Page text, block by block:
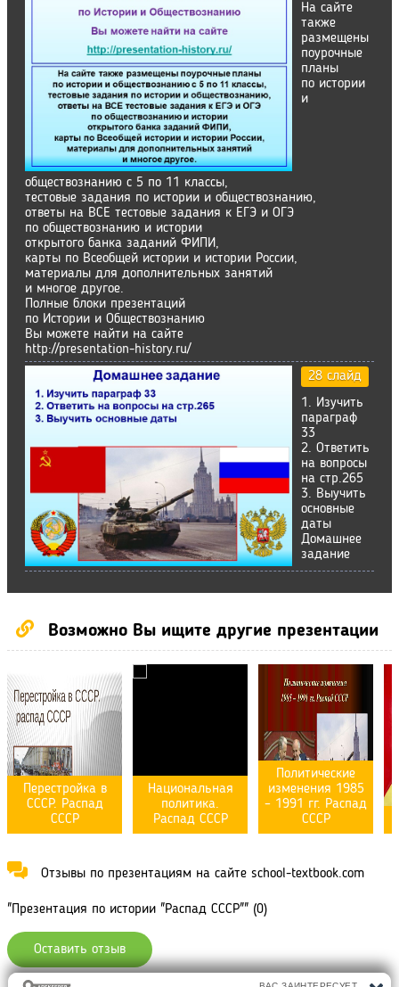
На сайте
также
размещены
поурочные
планы
по истории
и
обществознанию с 5 по 11 классы,
тестовые задания по истории и обществознанию,
ответы на ВСЕ тестовые задания к ЕГЭ и ОГЭ
по обществознанию и истории
открытого банка заданий ФИПИ,
карты по Всеобщей истории и истории России,
материалы для дополнительных занятий
и многое другое.
Полные блоки презентаций
по Истории и Обществознанию
Вы можете найти на сайте
http://presentation-history.ru/
28 слайд
1. Изучить
параграф
33
2. Ответить
на вопросы
на стр.265
3. Выучить
основные
даты
Домашнее
задание
Возможно Вы ищите другие презентации
Перестройка в
СССР. Распад
СССР
Национальная
политика.
Распад СССР
Политические
изменения 1985
– 1991 гг. Распад
СССР
Отзывы по презентациям на сайте school-textbook.com
"Презентация по истории "Распад СССР"" (0)
Оставить отзыв